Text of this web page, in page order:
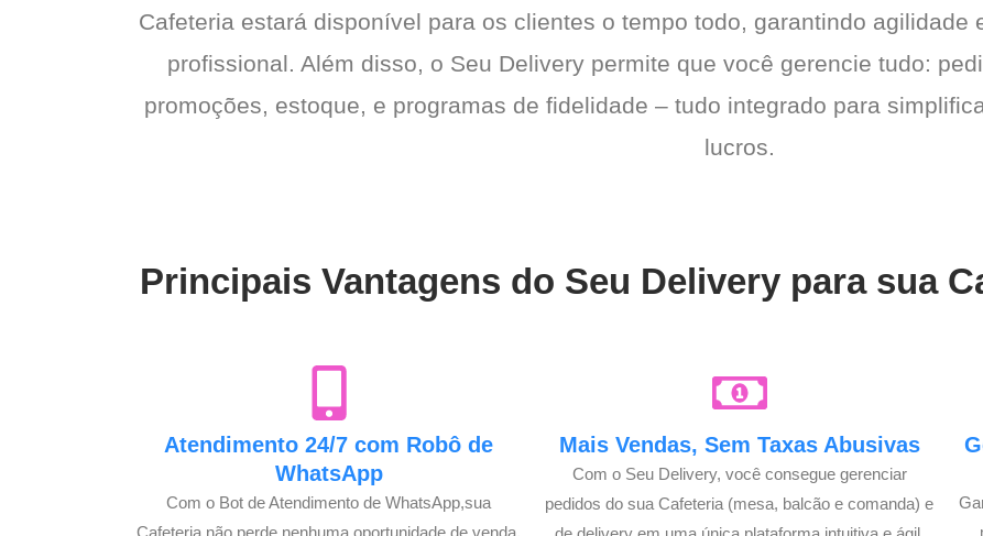
Cafeteria estará disponível para os clientes o tempo todo, garantindo agilidade
profissional. Além disso, o Seu Delivery permite que você gerencie tudo:
promoções, estoque, e programas de fidelidade – tudo integrado para
lucros.
Principais Vantagens do Seu Delivery para sua
Atendimento 24/7 com Robô de
WhatsApp
Com o Bot de Atendimento de WhatsApp,sua
Cafeteria não perde nenhuma oportunidade de venda.
Mais Vendas, Sem Taxas Abusivas
Com o Seu Delivery, você consegue gerenciar
pedidos do sua Cafeteria (mesa, balcão e comanda) e